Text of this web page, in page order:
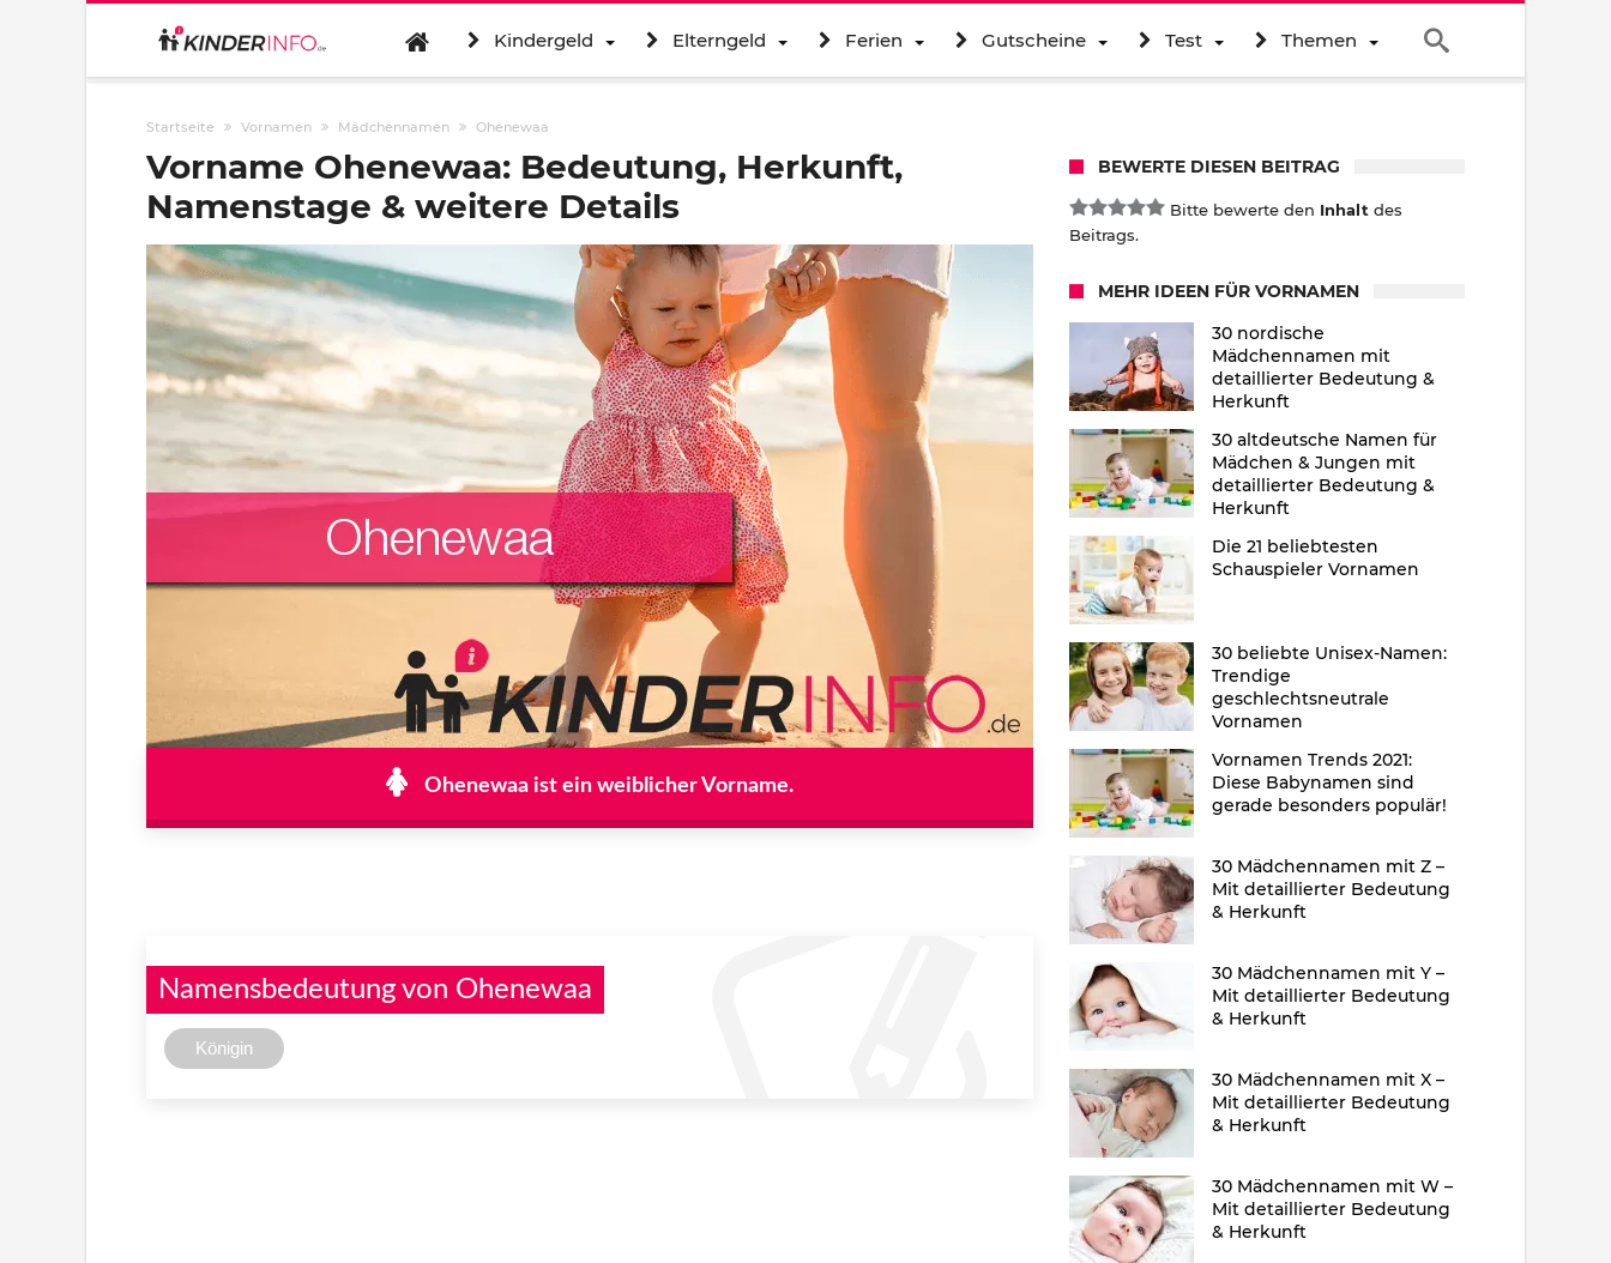
Kindergeld Elterngeld Ferien Gutscheine Test Themen
Startseite Vornamen Mädchennamen Ohenewaa
Vorname Ohenewaa: Bedeutung, Herkunft,
Namenstage & weitere Details
Ohenewaa ist ein weiblicher Vorname.
Namensbedeutung von Ohenewaa
Königin
BEWERTE DIESEN BEITRAG
Bitte bewerte den Inhalt des
Beitrags.
MEHR IDEEN FÜR VORNAMEN
30 nordische
Mädchennamen mit
detaillierter Bedeutung &
Herkunft
30 altdeutsche Namen für
Mädchen & Jungen mit
detaillierter Bedeutung &
Herkunft
Die 21 beliebtesten
Schauspieler Vornamen
30 beliebte Unisex-Namen:
Trendige
geschlechtsneutrale
Vornamen
Vornamen Trends 2021:
Diese Babynamen sind
gerade besonders populär!
30 Mädchennamen mit Z –
Mit detaillierter Bedeutung
& Herkunft
30 Mädchennamen mit Y –
Mit detaillierter Bedeutung
& Herkunft
30 Mädchennamen mit X –
Mit detaillierter Bedeutung
& Herkunft
30 Mädchennamen mit W –
Mit detaillierter Bedeutung
& Herkunft